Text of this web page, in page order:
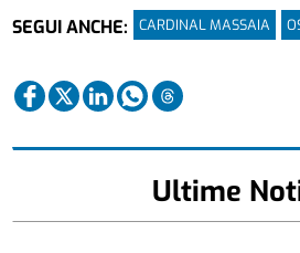
SEGUI ANCHE:
CARDINAL MASSAIA
Ultime